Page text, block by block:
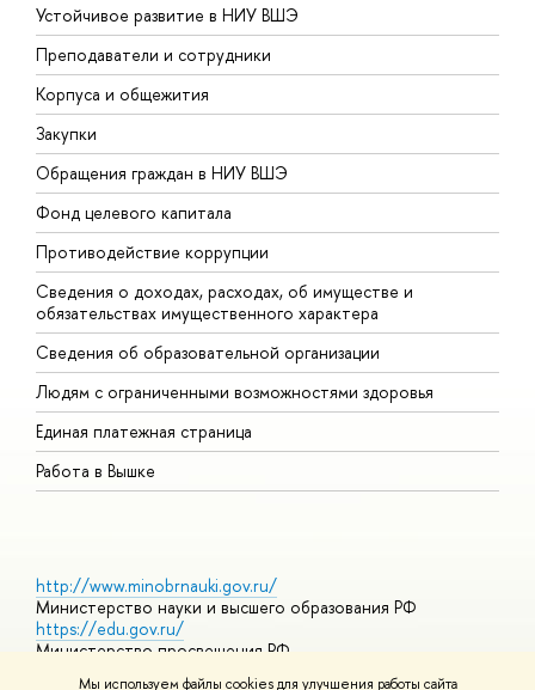
Мы используем файлы cookies для улучшения работы сайта
Устойчивое развитие в НИУ ВШЭ
Преподаватели и сотрудники
Корпуса и общежития
Закупки
Обращения граждан в НИУ ВШЭ
Фонд целевого капитала
Противодействие коррупции
Сведения о доходах, расходах, об имуществе и
обязательствах имущественного характера
Сведения об образовательной организации
Людям с ограниченными возможностями здоровья
Единая платежная страница
Работа в Вышке
http://www.minobrnauki.gov.ru/
Министерство науки и высшего образования РФ
https://edu.gov.ru/
Министерство просвещения РФ
https://elearning.hse.ru/mooc